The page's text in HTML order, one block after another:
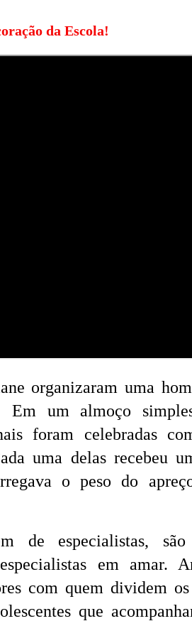
da Escola!
organizaram uma
Em um almoço
foram celebradas
uma delas recebeu
o peso do
de especialistas,
em amar.
com quem dividem
que